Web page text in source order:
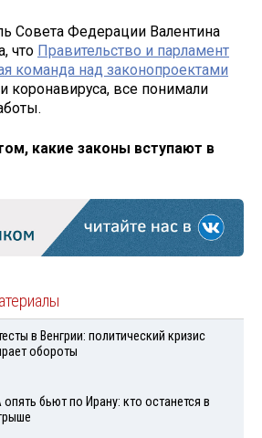
Совета Федерации Валентина
что Правительство и парламент
команда над законопроектами
коронавируса, все понимали
какие законы вступают в
в Венгрии: политический кризис
обороты
бьют по Ирану: кто останется в